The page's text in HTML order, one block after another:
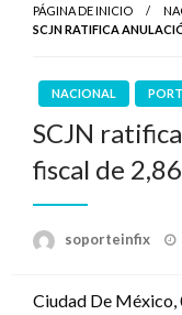
PÁGINA DE INICIO
SCJN RATIFICA
NACIONAL
SCJN
fiscal de
soporteinfix
Ciudad De México,